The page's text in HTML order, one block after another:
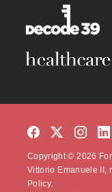
Copyright © 2026
Vittorio Emanuele II,
Policy.